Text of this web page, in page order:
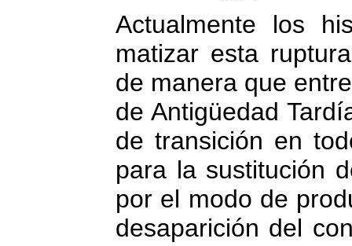
Actualmente los
matizar esta
de manera que
de Antigüedad
de transición en
para la sustitución
por el modo de
desaparición del